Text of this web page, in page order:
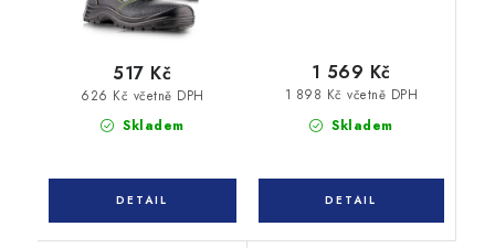
Skladem
626 Kč včetně DPH
517 Kč
Skladem
1 898 Kč včetně DPH
1 569 Kč